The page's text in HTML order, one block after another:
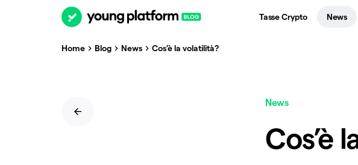
News
Tasse Crypto
Home Blog News Cos’è la volatilità?
News
Cos’è